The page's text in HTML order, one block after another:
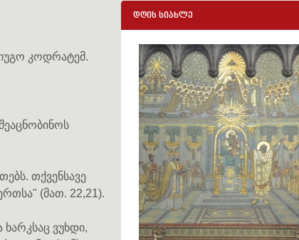
კოდრატემ.
თქვენსავე
(მათ. 22,21).
ხარკსაც ვუხდი,
დღის სიახლე